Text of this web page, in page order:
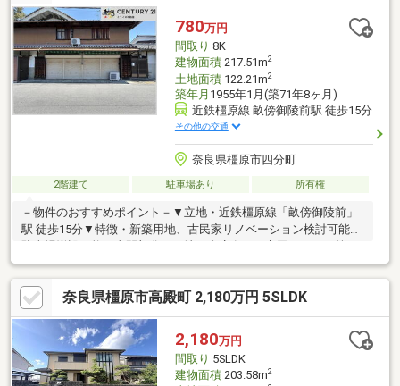
内大歓迎！近くによったから等いつでもご連絡ください！ 詳
細資料のご請求・物件見学のご依頼はお気軽に「お電話」または
「見学予約ボタン」からお問い合わせください。
780万円
間取り 8K
建物面積217.51m2
土地面積122.21m2
築年月 1955年1月(築71年8ヶ月)
近鉄橿原線 畝傍御陵前駅 徒歩15分
その他の交通
奈良県橿原市四分町
2階建て 駐車場あり 所有権
－物件のおすすめポイント－▼立地・近鉄橿原線「畝傍御陵前」
駅 徒歩15分▼特徴・新築用地、古民家リノベーション検討可能・
クセス良好▼周辺環境・オークワ橿原畝傍店まで約500ｍ・DCM
橿原店まで約350ｍ◆当社では、ネットで他社様が広告している
物件も同時に紹介・案内可能です。併せて内覧を希望される際
は、物件名を担当者までお申し付け下さい。
奈良県橿原市高殿町 2,180万円 5SLDK
2,180万円
間取り 5SLDK
建物面積203.58m2